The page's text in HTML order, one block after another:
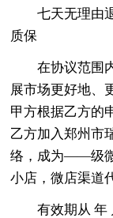
七天无理由
质保
在协议范围
展市场更好地、
甲方根据乙方的
乙方加入郑州市
络，成为——级
小店，微店渠道
有效期从 年